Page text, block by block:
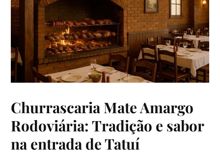
Churrascaria Mate Amargo
Rodoviária: Tradição e sabor
na entrada de Tatuí